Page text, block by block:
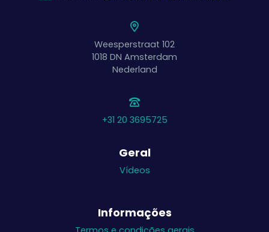
Weesperstraat 102
1018 DN Amsterdam
Nederland
+31 20 3695725
Geral
Vídeos
Informações